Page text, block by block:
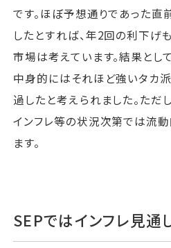
です。ほぼ予想通りであった
したとすれば、年2回の利下げ
市場は考えています。結果とし
中身的にはそれほど強いタカ
過したと考えられました。ただ
インフレ等の状況次第では流
ます。
SEPではインフレ見通